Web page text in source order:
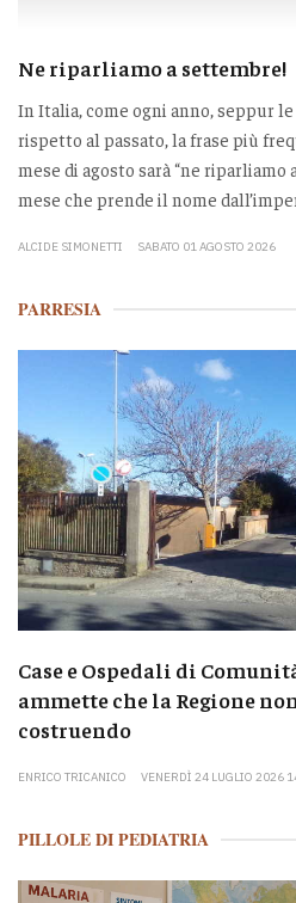
Ne riparliamo a settembre!
In Italia, come ogni anno, seppur
rispetto al passato, la frase più
mese di agosto sarà “ne
mese che prende il nome
ALCIDE SIMONETTI SABATO 01 AGOSTO 2026
PARRESIA
Case e Ospedali di
ammette che la Regione
costruendo
ENRICO TRICANICO VENERDÌ 24 LUGLIO 2026
PILLOLE DI PEDIATRIA